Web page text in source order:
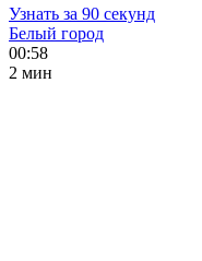
Узнать за 90 секунд
Белый город
00:58
2 мин